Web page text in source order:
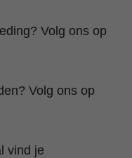
Volg ons op
Volg ons op
vind je